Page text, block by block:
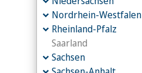
Nordrhein-Westfalen
Rheinland-Pfalz
Saarland
Sachsen